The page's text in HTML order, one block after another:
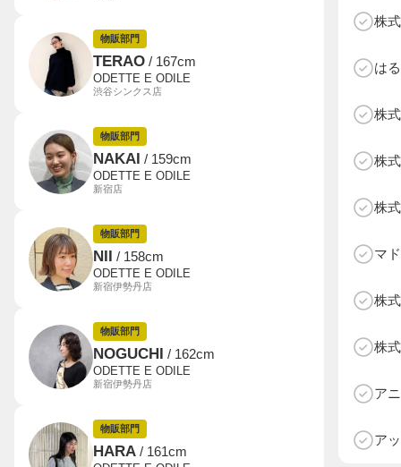
株
は
株
株
株
マ
株
株
ア
ア
物販部門
TERAO / 167cm
ODETTE E ODILE
渋谷シンクス店
物販部門
NAKAI / 159cm
ODETTE E ODILE
新宿店
物販部門
NII / 158cm
ODETTE E ODILE
新宿伊勢丹店
物販部門
NOGUCHI / 162cm
ODETTE E ODILE
新宿伊勢丹店
物販部門
HARA / 161cm